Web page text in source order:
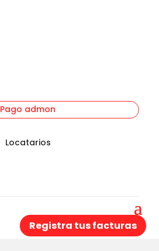
Pago admon
Locatarios
Registra tus facturas